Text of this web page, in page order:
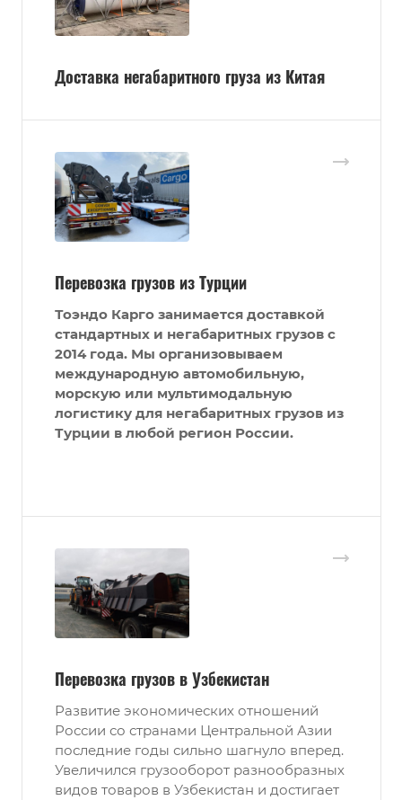
Доставка негабаритного груза из Китая
Перевозка грузов из Турции
Тоэндо Карго занимается доставкой
стандартных и негабаритных грузов с
2014 года. Мы организовываем
международную автомобильную,
морскую или мультимодальную
логистику для негабаритных грузов из
Турции в любой регион России.
Перевозка грузов в Узбекистан
Развитие экономических отношений
России со странами Центральной Азии
последние годы сильно шагнуло вперед.
Увеличился грузооборот разнообразных
видов товаров в Узбекистан и достигает